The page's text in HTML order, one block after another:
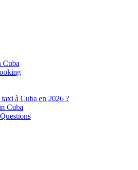
Cuba
à Cuba en 2026 ?
Cuba